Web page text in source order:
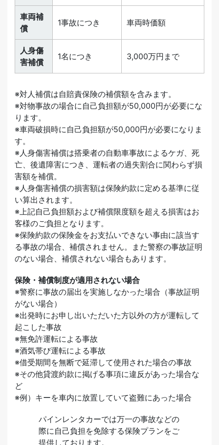
車両補
償
1事故につき 車両時価額
人身傷
害補償
1名につき 3,000万円まで
※対人補償は自賠責保険の補償額を含みます。
※対物事故の場合に自己負担額が50,000円が必要にな
ります。
※車両破損時に自己負担額が50,000円が必要になりま
す。
※人身傷害補償は搭乗者の自動車事故によるケガ、死
亡、後遺障害につき、運転者の過失割合に関わらず損
害額を補償。
※人身傷害補償の損害額は保険約款に定める基準に従
い算出されます。
※上記自己負担額および補償限度額を超える損害はお
客様のご負担となります。
※保険約款の保険金をお支払いできない事由に該当す
る事故の場合、補償されません。また警察の事故証明
のない場合、補償されない場合もあります。
保険・補償制度が適用されない場合
※警察に事故の届出を実施しなかった場合（事故証明
がない場合）
※出発時にお申し出いただいた方以外の方が運転して
起こした事故
※無免許運転による事故
※酒気帯び運転による事故
※借受期間を無断で延滞して使用された場合の事故
※その他貸渡約款に掲げる事項に違反があった場合な
ど
※例）キーを車内に放置していて盗難にあった場合
パインレンタカーでは万一の事故などの
際に自己負担を免除する保険プランをご
提供しております。